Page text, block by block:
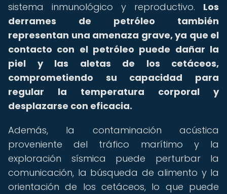
sistema inmunológico y reproductivo. Los
derrames de petróleo también
representan una amenaza grave, ya que el
contacto con el petróleo puede dañar la
piel y las aletas de los cetáceos,
comprometiendo su capacidad para
regular la temperatura corporal y
desplazarse con eficacia.
Además, la contaminación acústica
proveniente del tráfico marítimo y la
exploración sísmica puede perturbar la
comunicación, la búsqueda de alimento y la
orientación de los cetáceos, lo que puede